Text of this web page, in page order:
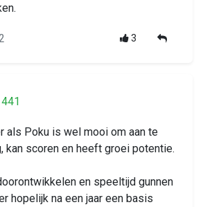
3
als Poku is wel mooi om aan te
kan scoren en heeft groei potentie.
en speeltijd gunnen
hopelijk na een jaar een basis